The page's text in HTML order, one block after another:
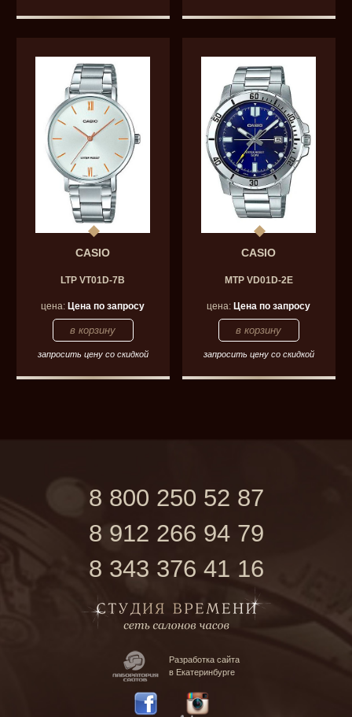
CASIO
LTP VT01D-7B
цена: Цена по запросу
запросить цену со скидкой
CASIO
MTP VD01D-2E
цена: Цена по запросу
запросить цену со скидкой
8 800 250 52 87
8 912 266 94 79
8 343 376 41 16
Разработка сайта
в Екатеринбурге